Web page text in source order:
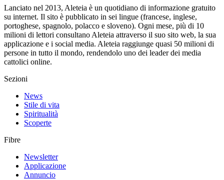
Lanciato nel 2013, Aleteia è un quotidiano di informazione gratuito
su internet. Il sito è pubblicato in sei lingue (francese, inglese,
portoghese, spagnolo, polacco e sloveno). Ogni mese, più di 10
milioni di lettori consultano Aleteia attraverso il suo sito web, la sua
applicazione e i social media. Aleteia raggiunge quasi 50 milioni di
persone in tutto il mondo, rendendolo uno dei leader dei media
cattolici online.
Sezioni
News
Stile di vita
Spiritualità
Scoperte
Fibre
Newsletter
Applicazione
Annuncio